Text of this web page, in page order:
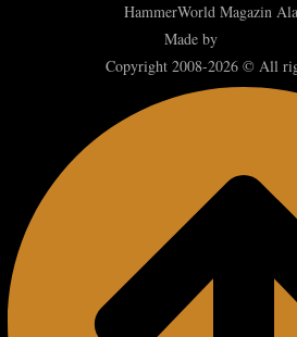
HammerWorld Magazin
Made by
Copyright 2008-2026 © All